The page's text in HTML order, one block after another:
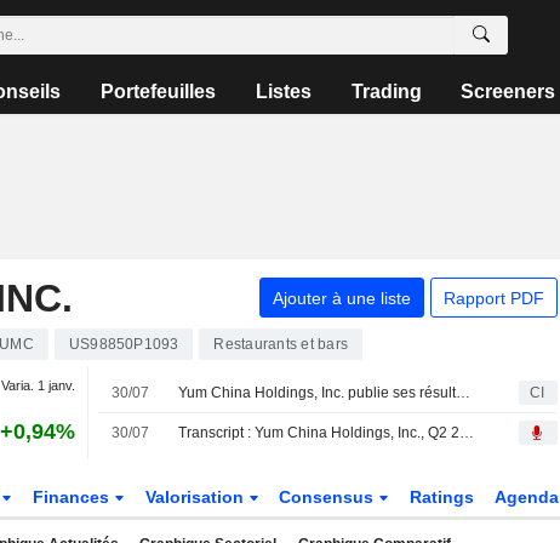
Portefeuilles Listes Trading Screeners
Ajouter à une liste Rapport PDF
US98850P1093 Restaurants et bars
Varia. 1 janv.
+0,94%
30/07 Yum China Holdings, Inc. publie ses résultats pour le deuxième trimestre et le premier semestre clos le 30 juin 2026 CI
30/07 Transcript : Yum China Holdings, Inc., Q2 2026 Earnings Call, Jul 30, 2026
Finances Valorisation Consensus Ratings Agenda